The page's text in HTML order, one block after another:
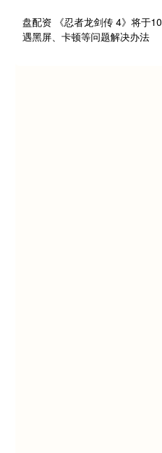
盘配资 《忍者龙剑传 4》将于
遇黑屏、卡顿等问题解决办法